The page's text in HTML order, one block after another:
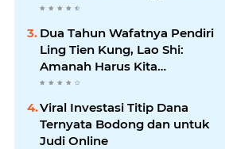
Jatim Syaifullah Mahdi: Ajang
Silaturrahmi dan Media
Komunikasi Antar-Kades untuk
Memajukan Desa
Dua Tahun Wafatnya Pendiri
Ling Tien Kung, Lao Shi:
Amanah Harus Kita
Laksanakan!
Viral Investasi Titip Dana
Ternyata Bodong dan untuk
Judi Online